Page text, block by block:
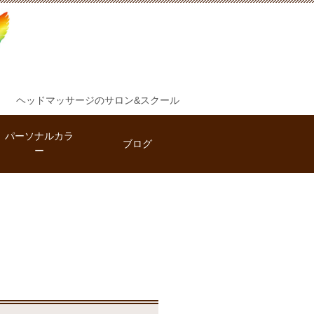
ヘッドマッサージのサロン&スクール
パーソナルカラ
ー
ブログ